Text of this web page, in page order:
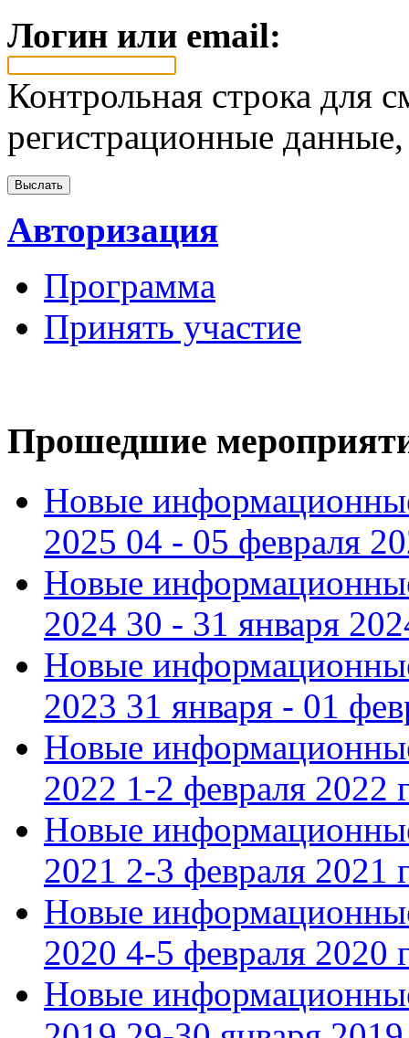
Логин или email:
Контрольная строка для
регистрационные
Авторизация
Программа
Принять участие
Прошедшие
Новые
2025 04 - 05 февраля
Новые
2024 30 - 31 января
Новые
2023 31 января - 01
Новые
2022 1-2 февраля 2022
Новые
2021 2-3 февраля 2021
Новые
2020 4-5 февраля 2020
Новые